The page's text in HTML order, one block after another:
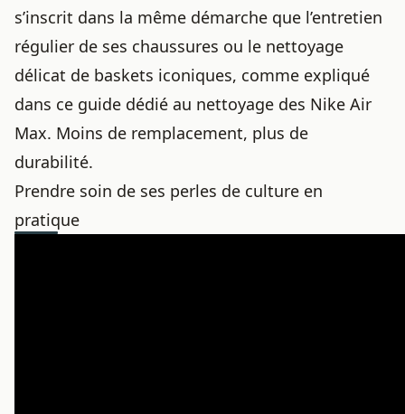
s’inscrit dans la même démarche que l’entretien
régulier de ses chaussures ou le nettoyage
délicat de baskets iconiques, comme expliqué
dans ce guide dédié au nettoyage des Nike Air
Max. Moins de remplacement, plus de
durabilité.
Prendre soin de ses perles de culture en
pratique